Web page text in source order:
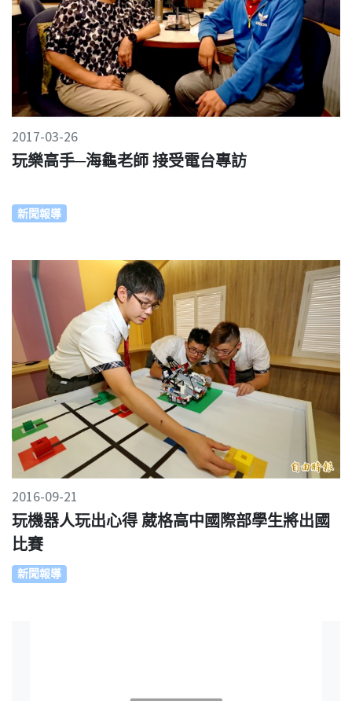
2017-03-26
玩樂高手─海龜老師 接受電台專訪
新聞報導
2016-09-21
玩機器人玩出心得 葳格高中國際部學生將出國
比賽
新聞報導